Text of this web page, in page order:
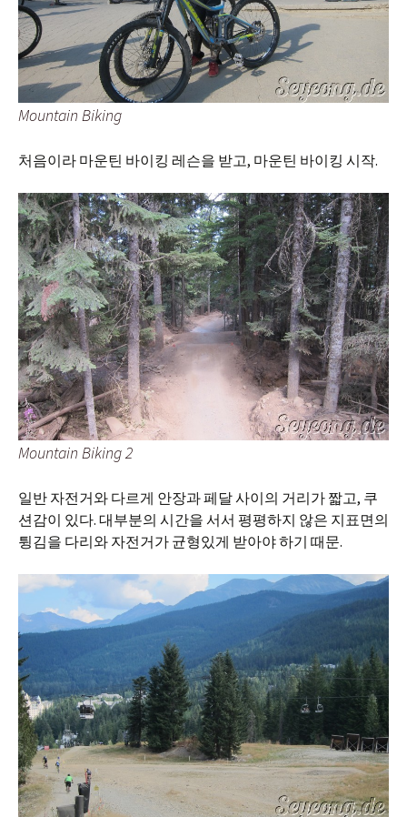
Mountain Biking
처음이라 마운틴 바이킹 레슨을 받고, 마운틴 바이킹 시작.
Mountain Biking 2
일반 자전거와 다르게 안장과 페달 사이의 거리가 짧고, 쿠
션감이 있다. 대부분의 시간을 서서 평평하지 않은 지표면의
튕김을 다리와 자전거가 균형있게 받아야 하기 때문.